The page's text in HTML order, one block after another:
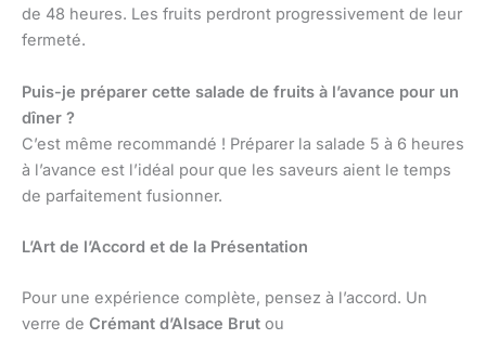
de 48 heures. Les fruits perdront progressivement de leur
fermeté.
Puis-je préparer cette salade de fruits à l’avance pour un
dîner ?
C’est même recommandé ! Préparer la salade 5 à 6 heures
à l’avance est l’idéal pour que les saveurs aient le temps
de parfaitement fusionner.
L’Art de l’Accord et de la Présentation
Pour une expérience complète, pensez à l’accord. Un
verre de Crémant d’Alsace Brut ou